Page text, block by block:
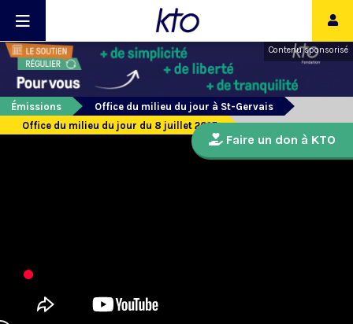
Contenu sponsorisé
Émissions
Office du milieu du jour à St-Gervais
Office du milieu du jour du 8 juillet 2015
Faire un don à KTO